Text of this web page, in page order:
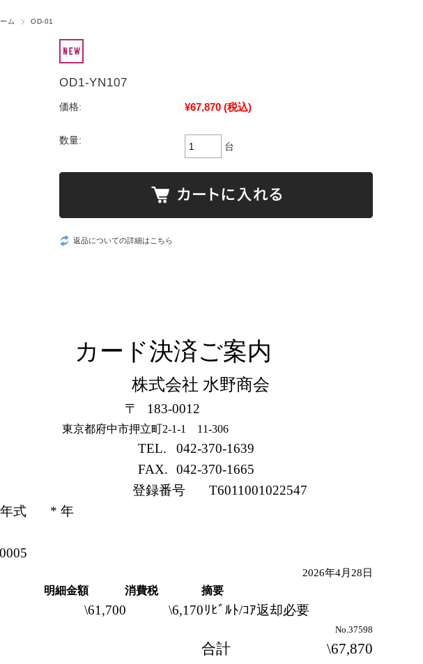
ム OD-01
OD1-YN107
価格: ¥67,870 (税込)
数量:
台
返品についての詳細はこちら
カード決済ご案内
株式会社 水野商会
〒 183-0012
東京都府中市押立町2-1-1 11-306
TEL.
042-370-1639
FAX.
042-370-1665
登録番号
T6011001022547
年式
* 年
0005
2026年4月28日
明細金額 消費税 摘要
\61,700 \6,170ﾘﾋﾞﾙﾄ/ｺｱ返却必要
No.37598
合計
\67,870